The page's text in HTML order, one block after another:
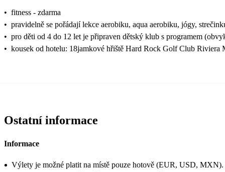
• fitness - zdarma
• pravidelně se pořádají lekce aerobiku, aqua aerobiku, jógy,
• pro děti od 4 do 12 let je připraven dětský klub s programem
• kousek od hotelu: 18jamkové hřiště Hard Rock Golf Club Riviera
Ostatní informace
Informace
Výlety je možné platit na místě pouze hotově (EUR, USD, MXN).